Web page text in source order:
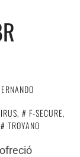
, F-SECURE,
TROYANO